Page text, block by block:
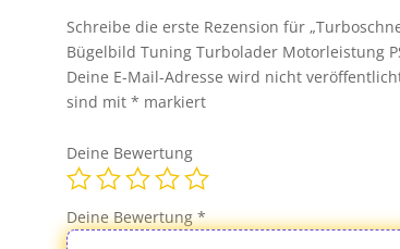
Motorleistung
Menge
Schreibe die erste Rezension für
Bügelbild Tuning Turbolader Motorleistung
Deine E-Mail-Adresse wird nicht
sind mit* markiert
Deine Bewertung
Deine Bewertung*